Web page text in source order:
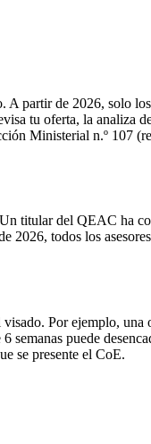
partir de 2026, solo
tu oferta, la analiza
Ministerial n.º 107
titular del QEAC ha
2026, todos los
Por ejemplo, una
semanas puede
se presente el CoE.